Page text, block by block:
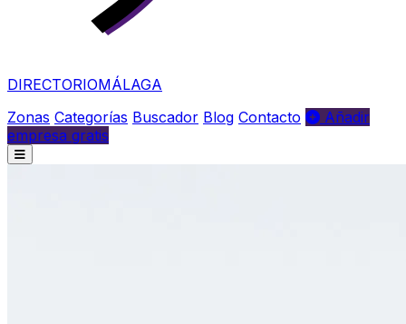
DIRECTORIOMÁLAGA
Zonas Categorías Buscador Blog Contacto
Añadir
empresa gratis